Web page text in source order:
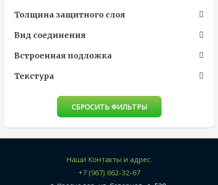
Толщина защитного слоя
Вид соединения
Встроенная подложка
Текстура
СБРОСИТЬ ФИЛЬТРЫ
Наши Контакты и адрес.
+7 (967) 662-32-67